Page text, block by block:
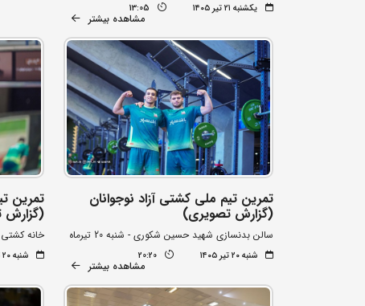
یکشنبه ۲۱ تیر ۱۴۰۵ 13:05
مشاهده بیشتر
تمرین تیم ملی کشتی آزاد نوجوانان
(گزارش تصویری)
سالن بدنسازی شهید حسین شکوری - شنبه 20 تیرماه
شنبه ۲۰ تیر ۱۴۰۵ 20:20
مشاهده بیشتر
تمرین
(گزارش
خانه کشتی
شنبه ۲۰ تیر ۱۴۰۵